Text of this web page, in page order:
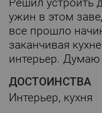
Решил устроить
ужин в этом
все прошло
заканчивая
интерьер.
ДОСТОИНСТВА
Интерьер, кухня